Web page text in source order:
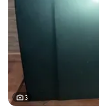
3